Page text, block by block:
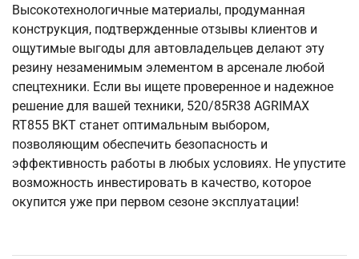
Высокотехнологичные материалы, продуманная
конструкция, подтвержденные отзывы клиентов и
ощутимые выгоды для автовладельцев делают эту
резину незаменимым элементом в арсенале любой
спецтехники. Если вы ищете проверенное и надежное
решение для вашей техники, 520/85R38 AGRIMAX
RT855 BKT станет оптимальным выбором,
позволяющим обеспечить безопасность и
эффективность работы в любых условиях. Не упустите
возможность инвестировать в качество, которое
окупится уже при первом сезоне эксплуатации!